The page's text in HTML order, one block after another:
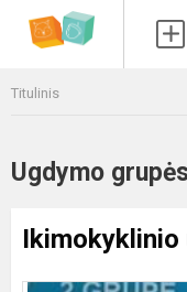
Titulinis
Ugdymo
Ikimokyklinio